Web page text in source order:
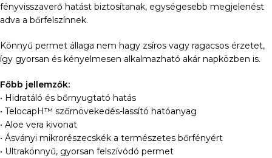
fényvisszaverő hatást biztosítanak, egységesebb megjelenést
adva a bőrfelszínnek.
Könnyű permet állaga nem hagy zsíros vagy ragacsos érzetet,
így gyorsan és kényelmesen alkalmazható akár napközben is.
Főbb jellemzők:
• Hidratáló és bőrnyugtató hatás
• TelocapH™ szőrnövekedés-lassító hatóanyag
• Aloe vera kivonat
• Ásványi mikrorészecskék a természetes bőrfényért
• Ultrakönnyű, gyorsan felszívódó permet